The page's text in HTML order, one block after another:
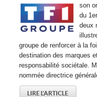
son
du
deux
groupe de renforcer à la
destination des marques
responsabilité sociétale.
nommée directrice
LIRE L'ARTICLE